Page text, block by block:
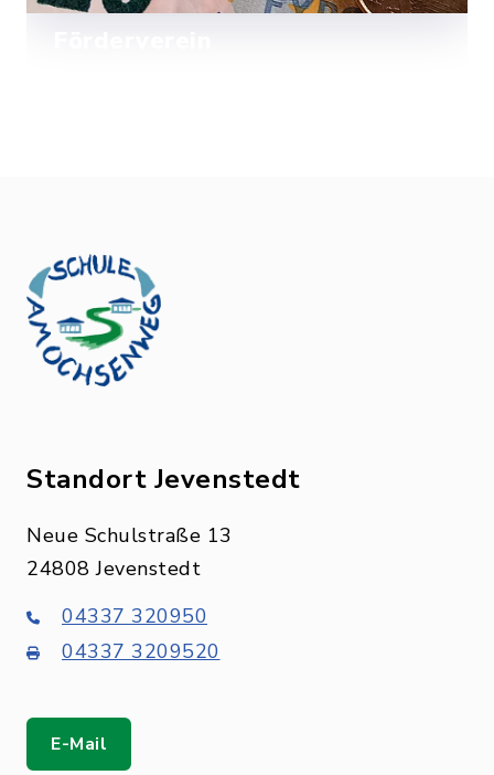
Standort Jevenstedt
Neue Schulstraße 13
24808 Jevenstedt
04337 320950
04337 3209520
E-Mail